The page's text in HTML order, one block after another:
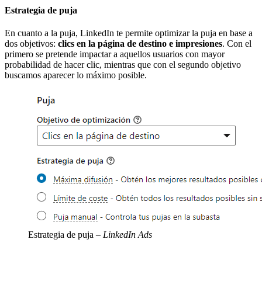
Estrategia de puja
En cuanto a la puja, LinkedIn te permite optimizar la puja en base a
dos objetivos: clics en la página de destino e impresiones. Con el
primero se pretende impactar a aquellos usuarios con mayor
probabilidad de hacer clic, mientras que con el segundo objetivo
buscamos aparecer lo máximo posible.
Estrategia de puja – LinkedIn Ads